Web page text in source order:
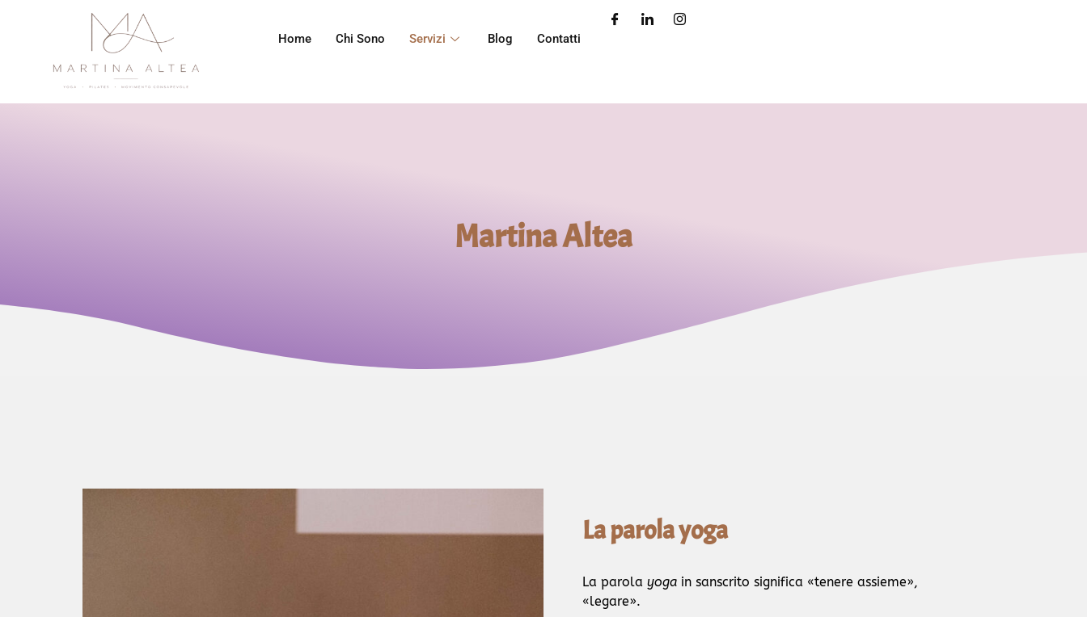
Home Chi Sono Servizi Blog Contatti
Martina Altea
La parola yoga
La parola yoga in sanscrito significa «tenere assieme»,
«legare».